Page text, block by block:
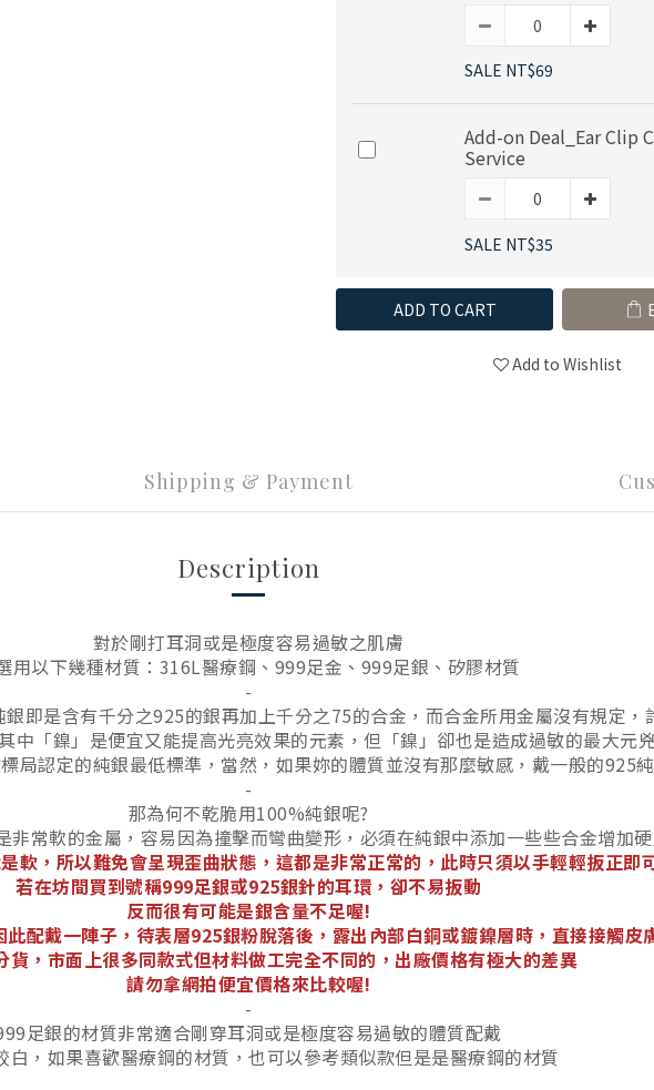
SALE NT$69
Add-on Deal_Ear Clip
Service
SALE NT$35
ADD TO CART
Add to Wishlist
Shipping & Payment
Description
對於剛打耳洞或是極度容易過敏之肌膚
用以下幾種材質：316L醫療鋼、999足金、999足銀、矽膠材質
-
即是含有千分之925的銀再加上千分之75的合金，而合金所用金屬沒有規定
中「鎳」是便宜又能提高光亮效果的元素，但「鎳」卻也是造成過敏的最大元
局認定的純銀最低標準，當然，如果妳的體質並沒有那麼敏感，戴一般的925
-
那為何不乾脆用100%純銀呢?
常軟的金屬，容易因為撞擊而彎曲變形，必須在純銀中添加一些些合金增加
軟，所以難免會呈現歪曲狀態，這都是非常正常的，此時只須以手輕輕扳正即
若在坊間買到號稱999足銀或925銀針的耳環，卻不易扳動
反而很有可能是銀含量不足喔!
配戴一陣子，待表層925銀粉脫落後，露出內部白銅或鍍鎳層時，直接接觸皮
貨，市面上很多同款式但材料做工完全不同的，出廠價格有極大的差異
請勿拿網拍便宜價格來比較喔!
-
足銀的材質非常適合剛穿耳洞或是極度容易過敏的體質配戴
白，如果喜歡醫療鋼的材質，也可以參考類似款但是是醫療鋼的材質